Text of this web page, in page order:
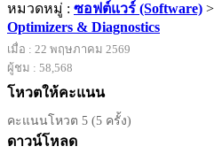
หมวดหมู่ : ซอฟต์แวร์ (Software) >
Optimizers & Diagnostics
เมื่อ : 22 พฤษภาคม 2569
ผู้ชม : 58,568
โหวตให้คะแนน
คะแนนโหวต 5 (5 ครั้ง)
ดาวน์โหลด